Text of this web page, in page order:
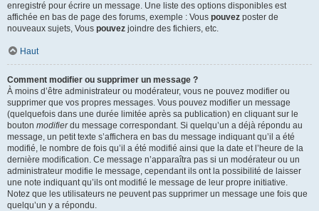
enregistré pour écrire un message. Une liste des options disponibles est
affichée en bas de page des forums, exemple : Vous pouvez poster de
nouveaux sujets, Vous pouvez joindre des fichiers, etc.
Haut
Comment modifier ou supprimer un message ?
À moins d’être administrateur ou modérateur, vous ne pouvez modifier ou
supprimer que vos propres messages. Vous pouvez modifier un message
(quelquefois dans une durée limitée après sa publication) en cliquant sur le
bouton modifierdu message correspondant. Si quelqu’un a déjà répondu au
message, un petit texte s’affichera en bas du message indiquant qu’il a été
modifié, le nombre de fois qu’il a été modifié ainsi que la date et l’heure de la
dernière modification. Ce message n’apparaîtra pas si un modérateur ou un
administrateur modifie le message, cependant ils ont la possibilité de laisser
une note indiquant qu’ils ont modifié le message de leur propre initiative.
Notez que les utilisateurs ne peuvent pas supprimer un message une fois que
quelqu’un y a répondu.